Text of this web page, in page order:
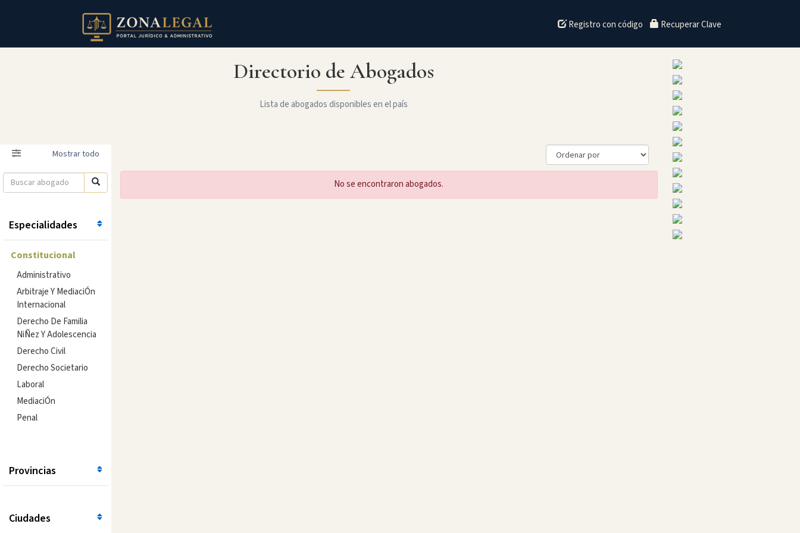
Registro con código Recuperar Clave
Directorio de Abogados
Lista de abogados disponibles en el país
Filtro Mostrar todo
Especialidades
Constitucional
Administrativo
Arbitraje Y MediaciÓn
Internacional
Derecho De Familia
NiÑez Y Adolescencia
Derecho Civil
Derecho Societario
Laboral
MediaciÓn
Penal
Provincias
Ciudades
No se encontraron abogados.